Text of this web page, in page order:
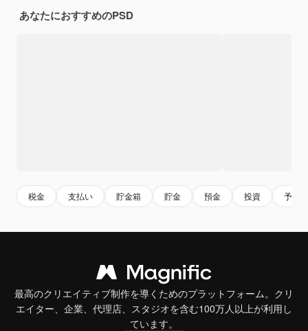
あなたにおすすめのPSD
税金 支払い 貯金箱 貯金 預金 投資 予算
最高のクリエイティブ制作を導くためのプラットフォーム。クリ
エイター、企業、代理店、スタジオを含む100万人以上が利用し
ています。